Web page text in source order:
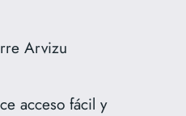
Arvizu
acceso fácil y